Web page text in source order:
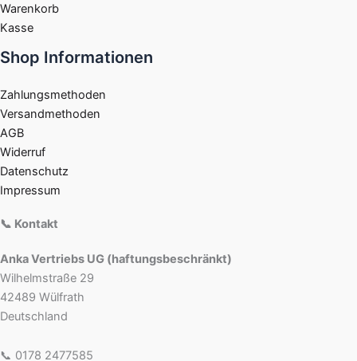
Warenkorb
Kasse
Shop Informationen
Zahlungsmethoden
Versandmethoden
AGB
Widerruf
Datenschutz
Impressum
📞 Kontakt
Anka Vertriebs UG (haftungsbeschränkt)
Wilhelmstraße 29
42489 Wülfrath
Deutschland
📞 0178 2477585